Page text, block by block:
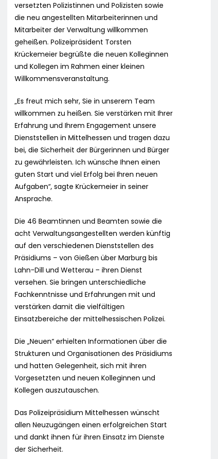
versetzten Polizistinnen und Polizisten sowie
die neu angestellten Mitarbeiterinnen und
Mitarbeiter der Verwaltung willkommen
geheißen. Polizeipräsident Torsten
Krückemeier begrüßte die neuen Kolleginnen
und Kollegen im Rahmen einer kleinen
Willkommensveranstaltung.
„Es freut mich sehr, Sie in unserem Team
willkommen zu heißen. Sie verstärken mit Ihrer
Erfahrung und Ihrem Engagement unsere
Dienststellen in Mittelhessen und tragen dazu
bei, die Sicherheit der Bürgerinnen und Bürger
zu gewährleisten. Ich wünsche Ihnen einen
guten Start und viel Erfolg bei Ihren neuen
Aufgaben“, sagte Krückemeier in seiner
Ansprache.
Die 46 Beamtinnen und Beamten sowie die
acht Verwaltungsangestellten werden künftig
auf den verschiedenen Dienststellen des
Präsidiums – von Gießen über Marburg bis
Lahn-Dill und Wetterau – ihren Dienst
versehen. Sie bringen unterschiedliche
Fachkenntnisse und Erfahrungen mit und
verstärken damit die vielfältigen
Einsatzbereiche der mittelhessischen Polizei.
Die „Neuen“ erhielten Informationen über die
Strukturen und Organisationen des Präsidiums
und hatten Gelegenheit, sich mit ihren
Vorgesetzten und neuen Kolleginnen und
Kollegen auszutauschen.
Das Polizeipräsidium Mittelhessen wünscht
allen Neuzugängen einen erfolgreichen Start
und dankt ihnen für ihren Einsatz im Dienste
der Sicherheit.